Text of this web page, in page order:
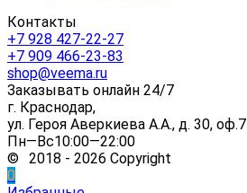
Контакты
+7 928 427-22-27
+7 909 466-23-83
shop@veema.ru
Заказывать онлайн 24/7
г. Краснодар,
ул. Героя Аверкиева А.А., д. 30, оф.7
Пн—Вс10:00—22:00
© 2018 - 2026 Copyright
0